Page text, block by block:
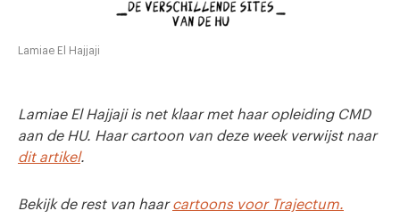
Lamiae El Hajjaji
Lamiae El Hajjaji is net klaar met haar opleiding CMD
aan de HU. Haar cartoon van deze week verwijst naar
dit artikel.
Bekijk de rest van haarcartoons voor Trajectum.